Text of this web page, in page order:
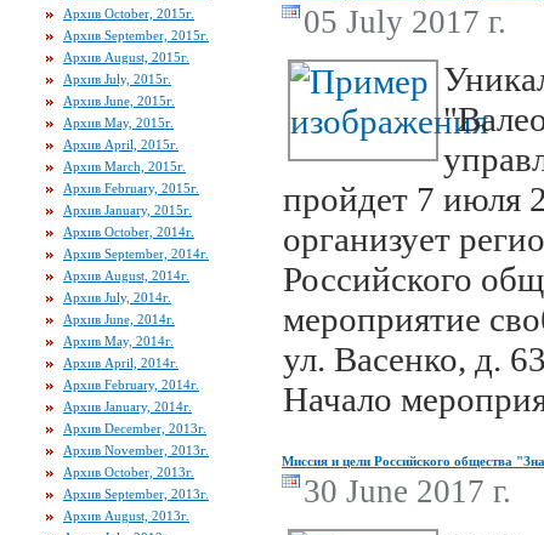
Архив October, 2015г.
Архив September, 2015г.
Архив August, 2015г.
Архив July, 2015г.
Архив June, 2015г.
Архив May, 2015г.
Архив April, 2015г.
Архив March, 2015г.
Архив February, 2015г.
Архив January, 2015г.
Архив October, 2014г.
Архив September, 2014г.
Архив August, 2014г.
Архив July, 2014г.
Архив June, 2014г.
Архив May, 2014г.
Архив April, 2014г.
Архив February, 2014г.
Архив January, 2014г.
Архив December, 2013г.
Архив November, 2013г.
Архив October, 2013г.
Архив September, 2013г.
Архив August, 2013г.
05 July 2017 г.
пройдет 7 июля
организует
Российского
мероприятие
ул. Васенко, д.
Начало
Миссия и цели Российского общества
30 June 2017 г.